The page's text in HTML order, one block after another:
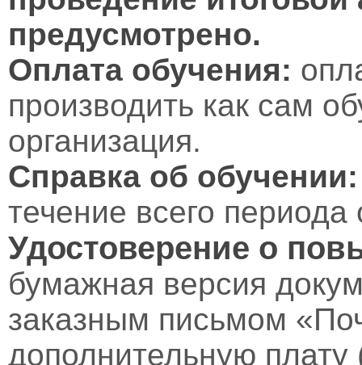
предусмотрено.
Оплата обучения:
производить как сам
организация.
Справка об обучении:
течение всего периода
Удостоверение о
бумажная версия
заказным письмом
дополнительную